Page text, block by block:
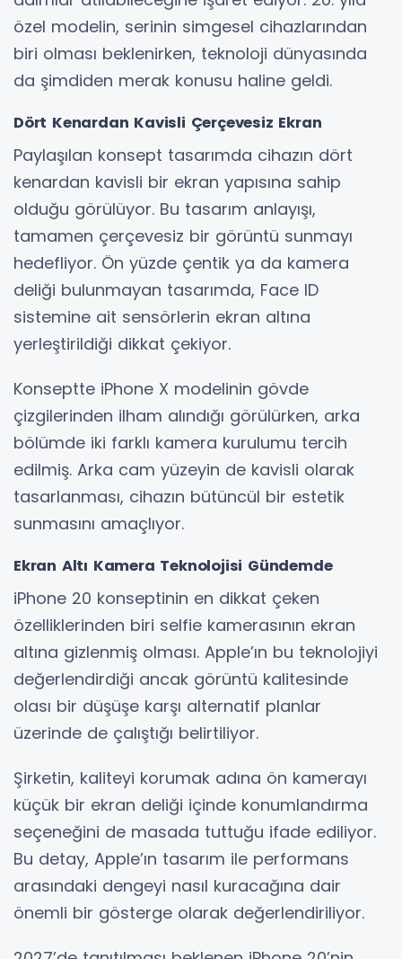
özel modelin, serinin simgesel cihazlarından
biri olması beklenirken, teknoloji dünyasında
da şimdiden merak konusu haline geldi.
Dört Kenardan Kavisli Çerçevesiz Ekran
Paylaşılan konsept tasarımda cihazın dört
kenardan kavisli bir ekran yapısına sahip
olduğu görülüyor. Bu tasarım anlayışı,
tamamen çerçevesiz bir görüntü sunmayı
hedefliyor. Ön yüzde çentik ya da kamera
deliği bulunmayan tasarımda, Face ID
sistemine ait sensörlerin ekran altına
yerleştirildiği dikkat çekiyor.
Konseptte iPhone X modelinin gövde
çizgilerinden ilham alındığı görülürken, arka
bölümde iki farklı kamera kurulumu tercih
edilmiş. Arka cam yüzeyin de kavisli olarak
tasarlanması, cihazın bütüncül bir estetik
sunmasını amaçlıyor.
Ekran Altı Kamera Teknolojisi Gündemde
iPhone 20 konseptinin en dikkat çeken
özelliklerinden biri selfie kamerasının ekran
altına gizlenmiş olması. Apple’ın bu teknolojiyi
değerlendirdiği ancak görüntü kalitesinde
olası bir düşüşe karşı alternatif planlar
üzerinde de çalıştığı belirtiliyor.
Şirketin, kaliteyi korumak adına ön kamerayı
küçük bir ekran deliği içinde konumlandırma
seçeneğini de masada tuttuğu ifade ediliyor.
Bu detay, Apple’ın tasarım ile performans
arasındaki dengeyi nasıl kuracağına dair
önemli bir gösterge olarak değerlendiriliyor.